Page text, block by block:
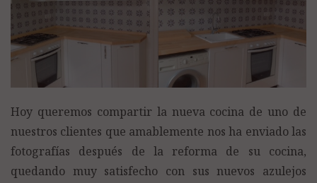
Hoy queremos compartir la nueva cocina de uno de
nuestros clientes que amablemente nos ha enviado las
fotografías después de la reforma de su cocina,
quedando muy satisfecho con sus nuevos azulejos